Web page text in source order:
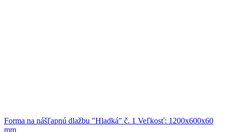
Forma na nášľapnú dlažbu "Hladká" č. 1 Veľkosť: 1200x600x60
mm